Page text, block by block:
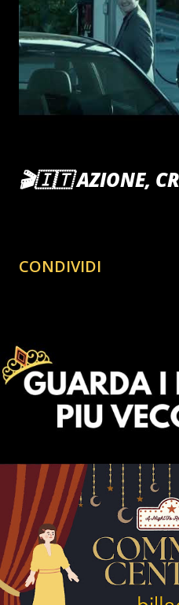
🎬🇮🇹 AZIONE,
CONDIVIDI